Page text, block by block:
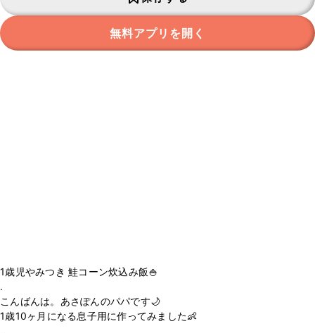
無料アプリを開く
1歳児やみつき 鮭コーン炊込み飯🍚
.
こんばんは。あさぽんのパパです🌙
1歳10ヶ月になる息子用に作ってみました👶
.